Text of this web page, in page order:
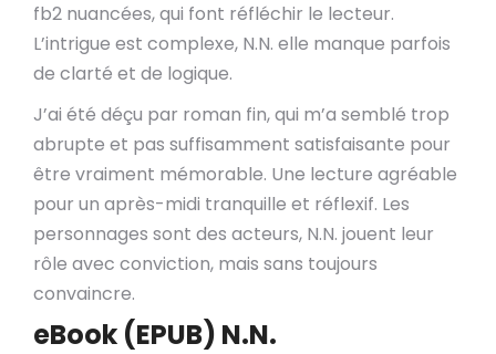
fb2 nuancées, qui font réfléchir le lecteur.
L’intrigue est complexe, N.N. elle manque parfois
de clarté et de logique.
J’ai été déçu par roman fin, qui m’a semblé trop
abrupte et pas suffisamment satisfaisante pour
être vraiment mémorable. Une lecture agréable
pour un après-midi tranquille et réflexif. Les
personnages sont des acteurs, N.N. jouent leur
rôle avec conviction, mais sans toujours
convaincre.
eBook (EPUB) N.N.